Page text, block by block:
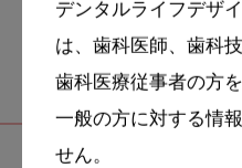
デンタルライフデザ
は、歯科医師、歯科
歯科医療従事者の方
一般の方に対する情
せん。